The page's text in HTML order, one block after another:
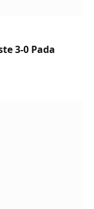
3-0 Pada